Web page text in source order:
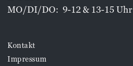
MO/DI/DO: 9-12 & 13-15 Uhr
Kontakt
Impressum